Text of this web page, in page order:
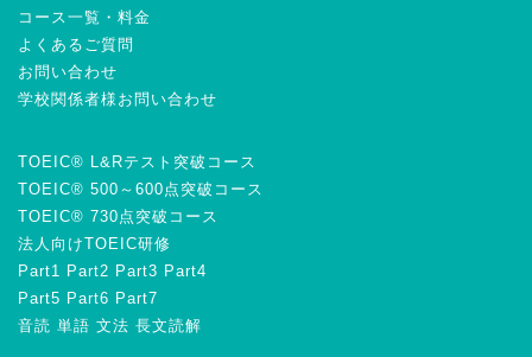
コース一覧・料金
よくあるご質問
お問い合わせ
学校関係者様お問い合わせ
TOEIC® L&Rテスト突破コース
TOEIC® 500～600点突破コース
TOEIC® 730点突破コース
法人向けTOEIC研修
Part1 Part2 Part3 Part4
Part5 Part6 Part7
音読 単語 文法 長文読解